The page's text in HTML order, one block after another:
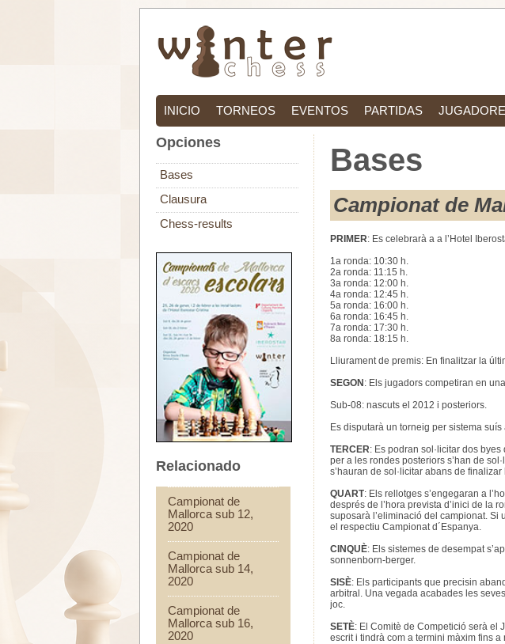
INICIO TORNEOS EVENTOS PARTIDAS
Bases
Campionat de
PRIMER: Es celebrarà a a l’Hotel
1a ronda: 10:30 h.
2a ronda: 11:15 h.
3a ronda: 12:00 h.
4a ronda: 12:45 h.
5a ronda: 16:00 h.
6a ronda: 16:45 h.
7a ronda: 17:30 h.
8a ronda: 18:15 h.
Lliurament de premis: En finalitzar la
SEGON : Els jugadors competiran en
Sub-08: nascuts el 2012 i posteriors.
Es disputarà un torneig per sistema
TERCER: Es podran sol·licitar dos
per a les rondes posteriors s’han de
s’hauran de sol·licitar abans de
QUART: Els rellotges s’engegaran a
després de l’hora prevista d’inici de la
suposarà l’eliminació del campionat.
el respectiu Campionat d´Espanya.
CINQUÈ: Els sistemes de desempat
sonnenborn-berger.
SISÈ: Els participants que precisin
arbitral. Una vegada acabades les
joc.
SETÈ: El Comitè de Competició serà el
escrit i tindrà com a termini màxim fins
Opciones
Bases
Clausura
Chess-results
Relacionado
Campionat de
Mallorca sub 12,
2020
Campionat de
Mallorca sub 14,
2020
Campionat de
Mallorca sub 16,
2020